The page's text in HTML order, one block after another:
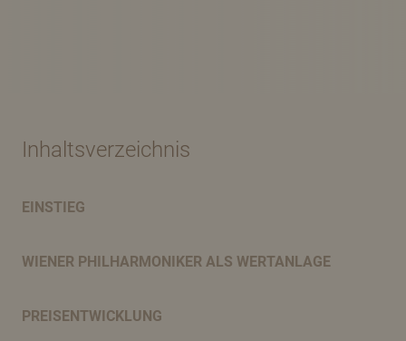
Inhaltsverzeichnis
EINSTIEG
WIENER PHILHARMONIKER ALS WERTANLAGE
PREISENTWICKLUNG